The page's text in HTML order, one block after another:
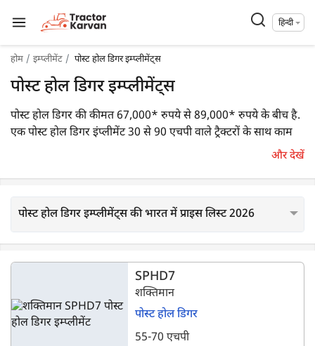
हिन्दी
होम इम्प्लीमेंट पोस्ट होल डिगर इम्प्लीमेंट्स
पोस्ट होल डिगर इम्प्लीमेंट्स
पोस्ट होल डिगर की कीमत 67,000* रुपये से 89,000* रुपये के बीच है.
एक पोस्ट होल डिगर इंप्लीमेंट 30 से 90 एचपी वाले ट्रैक्टरों के साथ काम
करता है. ट्रैक्टरकारवां पर 19 पोस्ट होल डिगर इंप्लीमेंट्स उपलब्ध हैं. इनमें
सबसे लोकप्रिय हैं.
और देखें
पोस्ट होल डिगर इम्प्लीमेंट्स की भारत में प्राइस लिस्ट 2026
SPHD7
शक्तिमान
पोस्ट होल डिगर
55-70 एचपी